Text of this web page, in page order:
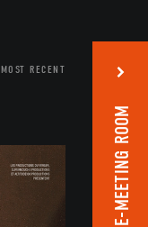
MOST RECENT
E-MEETING ROOM